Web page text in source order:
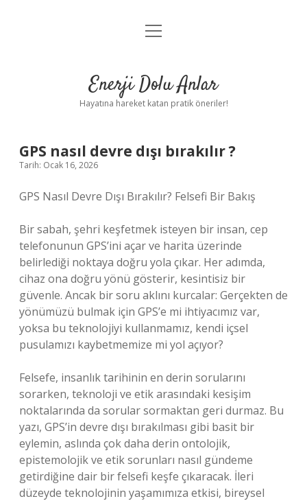
Anasayfa
Yasal Uyarı
menüyü
Enerji Dolu Anlar
Hayatına hareket katan pratik öneriler!
GPS nasıl devre dışı bırakılır ?
Tarih: Ocak 16, 2026
GPS Nasıl Devre Dışı Bırakılır? Felsefi Bir Bakış
Bir sabah, şehri keşfetmek isteyen bir insan, cep
telefonunun GPS’ini açar ve harita üzerinde
belirlediği noktaya doğru yola çıkar. Her adımda,
cihaz ona doğru yönü gösterir, kesintisiz bir
güvenle. Ancak bir soru aklını kurcalar: Gerçekten de
yönümüzü bulmak için GPS’e mi ihtiyacımız var,
yoksa bu teknolojiyi kullanmamız, kendi içsel
pusulamızı kaybetmemize mi yol açıyor?
Felsefe, insanlık tarihinin en derin sorularını
sorarken, teknoloji ve etik arasındaki kesişim
noktalarında da sorular sormaktan geri durmaz. Bu
yazı, GPS’in devre dışı bırakılması gibi basit bir
eylemin, aslında çok daha derin ontolojik,
epistemolojik ve etik sorunları nasıl gündeme
getirdiğine dair bir felsefi keşfe çıkaracak. İleri
düzeyde teknolojinin yaşamımıza etkisi, bireysel